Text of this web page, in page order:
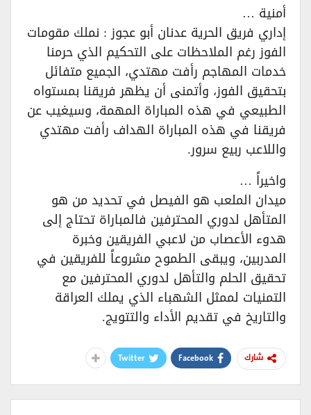
أمنية …
إداري فريق الحرية عدنان أبو عجوز : نملك مقومات
الفوز رغم الملاحظات على التحكيم الذي حرمنا
خدمات المهاجم رأفت مهتدي، الجميع متفائل
بتحقيق الفوز، وأتمنى أن يظهر فريقنا بمستواه
الطبيعي في هذه المباراة المهمة، وسيغيب عن
فريقنا في هذه المباراة الهداف رأفت مهتدي
واللاعب ربيع سرور.
واخيراً …
ميدان الملعب هو الفيصل في تحديد من هو
المتأهل لدوري المحترفين فالمباراة تحتاج إلى
هدوء الأعصاب من لاعبي الفريقين وخبرة
المدربين، ويبقى الطموح مشروعاً للفريقين في
تحقيق الحلم والتأهل لدوري المحترفين مع
التمنيات لممثل الشهباء الذي يملك العراقة
والتاريخ في تقديم الأداء والتتويج.
شارك Facebook
Twitter